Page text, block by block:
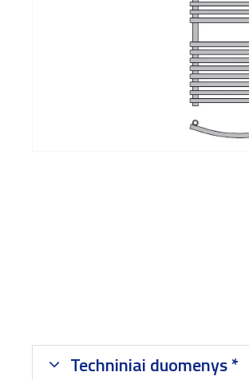
Techniniai duomenys *